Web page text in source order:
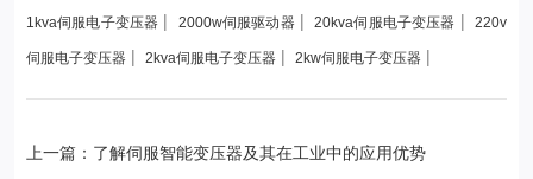
1kva伺服电子变压器 | 2000w伺服驱动器|20kva伺服电子变压器 |220v
伺服电子变压器 | 2kva伺服电子变压器 | 2kw伺服电子变压器 |
上一篇：了解伺服智能变压器及其在工业中的应用优势